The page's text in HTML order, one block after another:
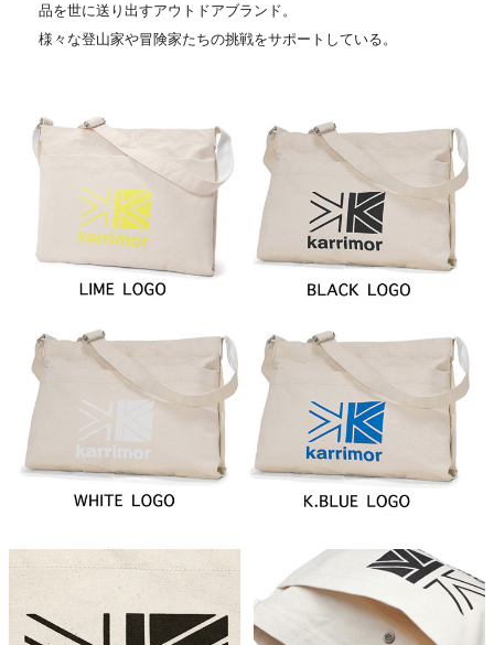
品を世に送り出すアウトドアブランド。
様々な登山家や冒険家たちの挑戦をサポートしている。